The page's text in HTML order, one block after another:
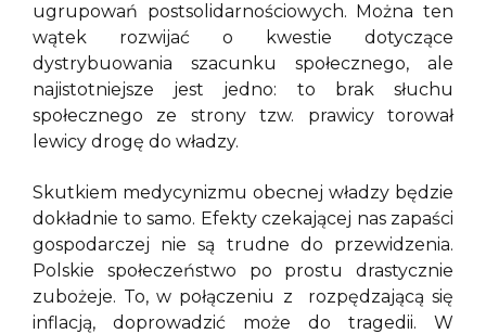
ugrupowań postsolidarnościowych. Można ten
wątek rozwijać o kwestie dotyczące
dystrybuowania szacunku społecznego, ale
najistotniejsze jest jedno: to brak słuchu
społecznego ze strony tzw. prawicy torował
lewicy drogę do władzy.
Skutkiem medycynizmu obecnej władzy będzie
dokładnie to samo. Efekty czekającej nas zapaści
gospodarczej nie są trudne do przewidzenia.
Polskie społeczeństwo po prostu drastycznie
zubożeje. To, w połączeniu z rozpędzającą się
inflacją, doprowadzić może do tragedii. W